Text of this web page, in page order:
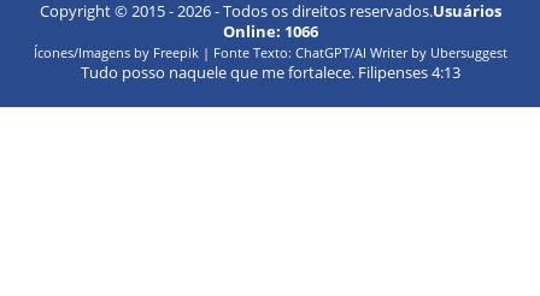
Copyright © 2015 -2026- Todos os direitos reservados.Usuários
Online: 1066
Ícones/Imagens by Freepik | Fonte Texto: ChatGPT/AI Writer by Ubersuggest
Tudo posso naquele que me fortalece. Filipenses 4:13